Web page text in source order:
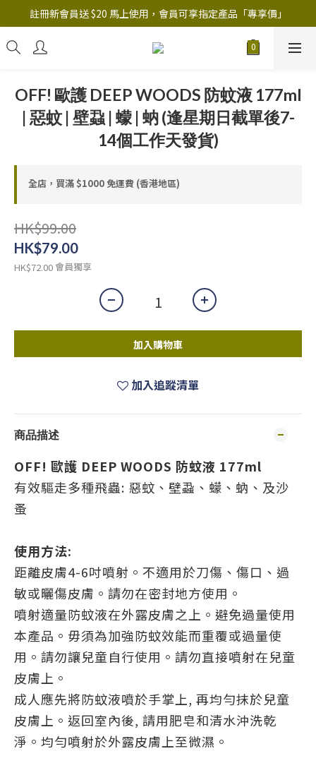
註冊新會員送 $20 馬上使用，會員可享指定產品「​專享價」
註冊新會員送 $20 馬上使用，會員可享指定產品「​專享價」
B.Y.O.B Mask Collection 任選優惠: 4件9折
OFF! 歐護 DEEP WOODS 防蚊液 177ml
| 惡蚊 | 壁蝨 | 蠓 | 蚋 (逢星期日截單後7-
14個工作天發貨)
全店，買滿 $1000 免運費 (香港地區)
HK$99.00
HK$79.00
HK$72.00會員獨享
加入購物車
加入追蹤清單
商品描述
OFF! 歐護 DEEP WOODS 防蚊液 177ml
有效驅走多種飛蟲: 惡蚊、壁蝨、蠓、蚋、及沙
蚤
使用方法:
距離皮膚4-6吋噴射。不適用於刀傷、傷口、過
敏或曬傷皮膚。請勿在密封地方使用。
噴射適量防蚊液在外露皮膚之上。避免過量使用
本產品。毋須為加強防蚊效能而重覆或過量使
用。請勿讓兒童自行使用。請勿直接噴射在兒童
皮膚上。
成人應先將防蚊液噴於手掌上, 再均勻抹於兒童
皮膚上。返回室內後, 請用肥皂和清水沖洗乾
淨。均勻噴射於外露皮膚上至微濕。